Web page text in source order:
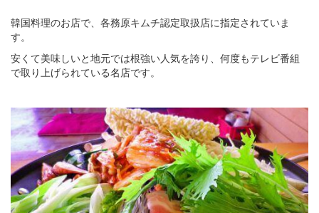
韓国料理のお店で、各務原キムチ認定取扱店に指定されていま
す。
安くて美味しいと地元では根強い人気を誇り、何度もテレビ番組
で取り上げられている名店です。